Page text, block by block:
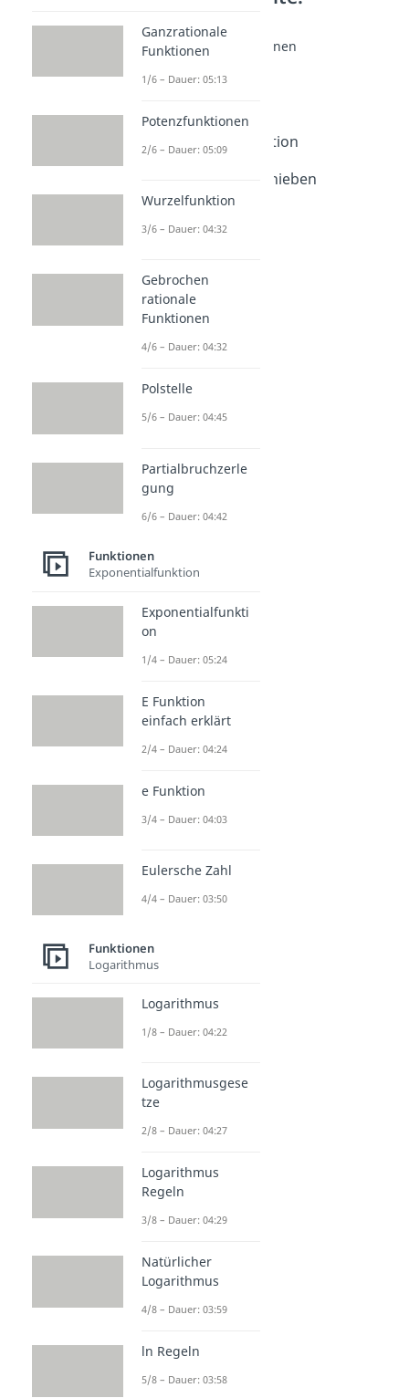
Grundlagen Funktionen
Dauer: 05:07
Dauer: 05:25
Graph einer Funktion
Funktionen verschieben
Dauer: 02:34
Dauer: 04:27
Ganzrationale
Funktionen
1/6 – Dauer: 05:13
Potenzfunktionen
2/6 – Dauer: 05:09
Wurzelfunktion
3/6 – Dauer: 04:32
Gebrochen
rationale
Funktionen
4/6 – Dauer: 04:32
Polstelle
5/6 – Dauer: 04:45
Partialbruchzerle
gung
6/6 – Dauer: 04:42
Funktionen
Exponentialfunktion
Exponentialfunkti
on
1/4 – Dauer: 05:24
E Funktion
einfach erklärt
2/4 – Dauer: 04:24
e Funktion
3/4 – Dauer: 04:03
Eulersche Zahl
4/4 – Dauer: 03:50
Funktionen
Logarithmus
Logarithmus
1/8 – Dauer: 04:22
Logarithmusgese
tze
2/8 – Dauer: 04:27
Logarithmus
Regeln
3/8 – Dauer: 04:29
Natürlicher
Logarithmus
4/8 – Dauer: 03:59
ln Regeln
5/8 – Dauer: 03:58